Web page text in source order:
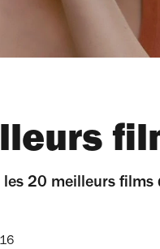
20 meilleurs films